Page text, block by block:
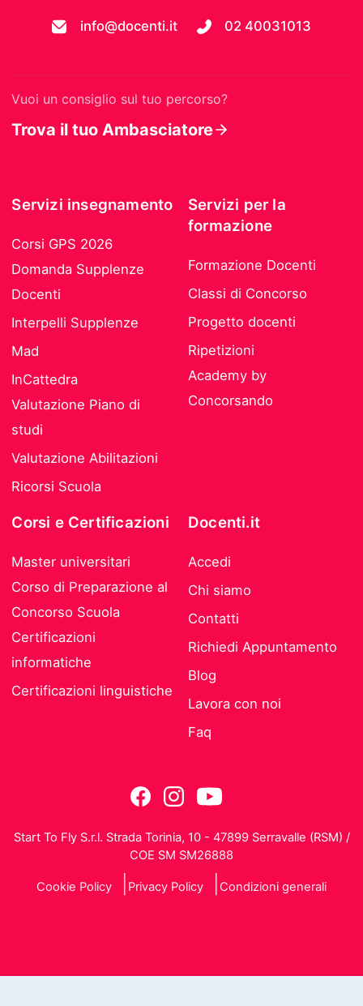
info@docenti.it 02 40031013
Vuoi un consiglio sul tuo percorso?
Trova il tuo Ambasciatore
Servizi insegnamento
Corsi GPS 2026
Domanda Supplenze
Docenti
Interpelli Supplenze
Mad
InCattedra
Valutazione Piano di
studi
Valutazione Abilitazioni
Ricorsi Scuola
Servizi per la
formazione
Formazione Docenti
Classi di Concorso
Progetto docenti
Ripetizioni
Academy by
Concorsando
Corsi e Certificazioni
Master universitari
Corso di Preparazione al
Concorso Scuola
Certificazioni
informatiche
Certificazioni linguistiche
Docenti.it
Accedi
Chi siamo
Contatti
Richiedi Appuntamento
Blog
Lavora con noi
Faq
Start To Fly S.r.l. Strada Torinia, 10 - 47899 Serravalle (RSM) /
COE SM SM26888
Cookie Policy Privacy Policy Condizioni generali